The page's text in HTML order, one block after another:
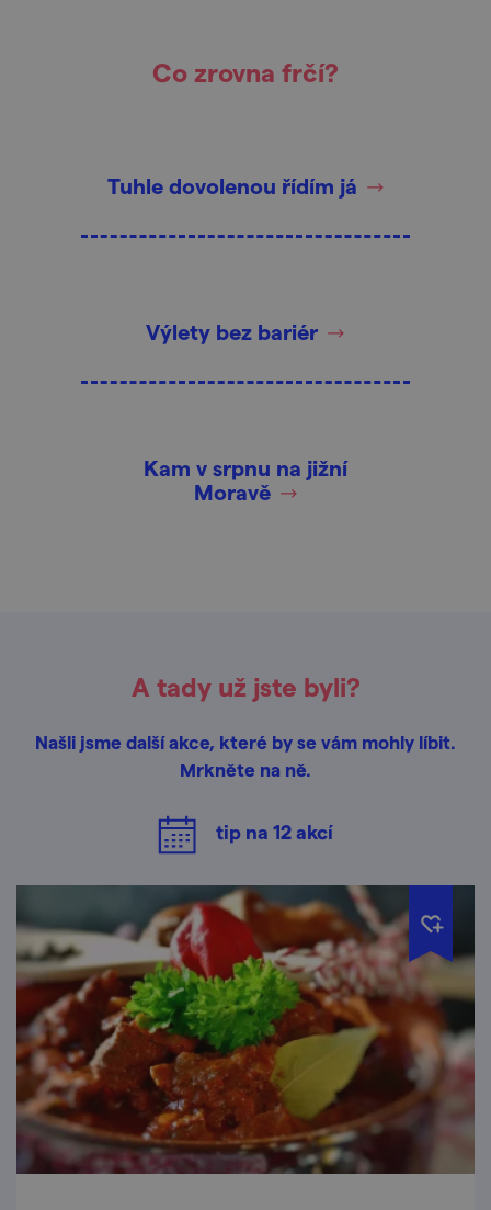
Co zrovna frčí?
Tuhle dovolenou řídím já
Výlety bez bariér
Kam v srpnu na jižní
Moravě
A tady už jste byli?
Našli jsme další akce, které by se vám mohly líbit.
Mrkněte na ně.
tip na 12akcí